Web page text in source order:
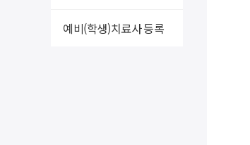
예비(학생)치료사 등록